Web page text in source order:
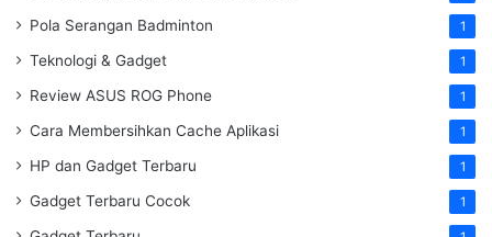
Pola Serangan Badminton 1
Teknologi & Gadget 1
Review ASUS ROG Phone 1
Cara Membersihkan Cache Aplikasi 1
HP dan Gadget Terbaru 1
Gadget Terbaru Cocok 1